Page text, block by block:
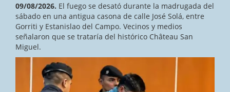
09/08/2026. El fuego se desató durante la madrugada del
sábado en una antigua casona de calle José Solá, entre
Gorriti y Estanislao del Campo. Vecinos y medios
señalaron que se trataría del histórico Château San
Miguel.